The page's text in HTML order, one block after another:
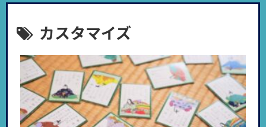
カスタマイズ